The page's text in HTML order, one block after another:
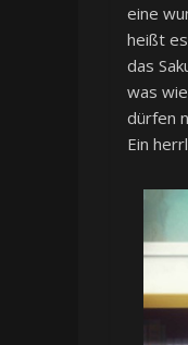
eine
heißt
das
was
dürfen
Ein